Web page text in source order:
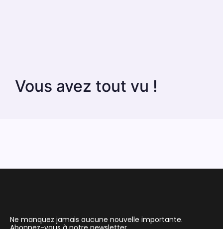
Vous avez tout vu !
Ne manquez jamais aucune nouvelle importante.